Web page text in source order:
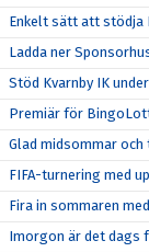
Enkelt sätt att stödja
Ladda ner
Stöd Kvarnby IK
Premiär för
Glad midsommar
FIFA-turnering med
Fira in sommaren
Imorgon är det dags